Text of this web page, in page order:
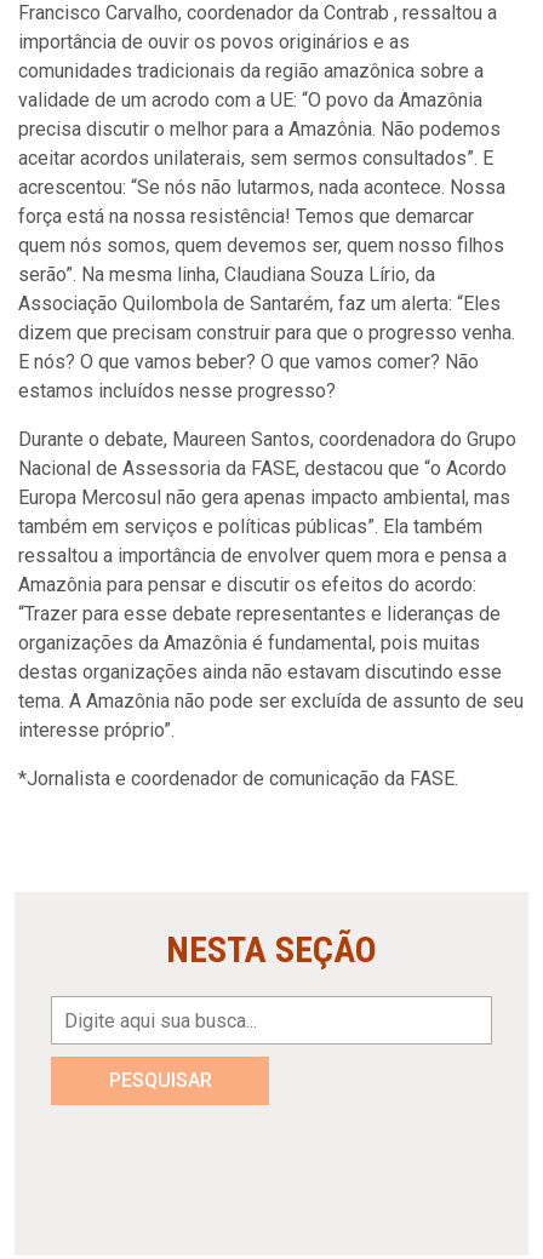
Francisco Carvalho, coordenador da Contrab , ressaltou a
importância de ouvir os povos originários e as
comunidades tradicionais da região amazônica sobre a
validade de um acrodo com a UE: “O povo da Amazônia
precisa discutir o melhor para a Amazônia. Não podemos
aceitar acordos unilaterais, sem sermos consultados”. E
acrescentou: “Se nós não lutarmos, nada acontece. Nossa
força está na nossa resistência! Temos que demarcar
quem nós somos, quem devemos ser, quem nosso filhos
serão”. Na mesma linha, Claudiana Souza Lírio, da
Associação Quilombola de Santarém, faz um alerta: “Eles
dizem que precisam construir para que o progresso venha.
E nós? O que vamos beber? O que vamos comer? Não
estamos incluídos nesse progresso?
Durante o debate, Maureen Santos, coordenadora do Grupo
Nacional de Assessoria da FASE, destacou que “o Acordo
Europa Mercosul não gera apenas impacto ambiental, mas
também em serviços e políticas públicas”. Ela também
ressaltou a importância de envolver quem mora e pensa a
Amazônia para pensar e discutir os efeitos do acordo:
“Trazer para esse debate representantes e lideranças de
organizações da Amazônia é fundamental, pois muitas
destas organizações ainda não estavam discutindo esse
tema. A Amazônia não pode ser excluída de assunto de seu
interesse próprio”.
*Jornalista e coordenador de comunicação da FASE.
NESTA SEÇÃO
PESQUISAR